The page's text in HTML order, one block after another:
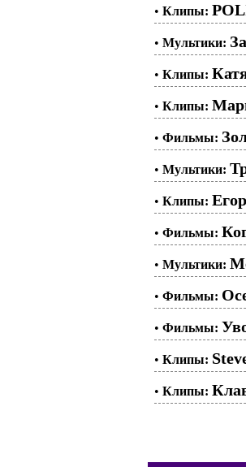
• Клипы:
• Мультики:
• Клипы:
• Клипы:
• Фильмы:
• Мультики:
• Клипы:
• Фильмы:
• Мультики:
• Фильмы:
• Фильмы:
• Клипы:
• Клипы: